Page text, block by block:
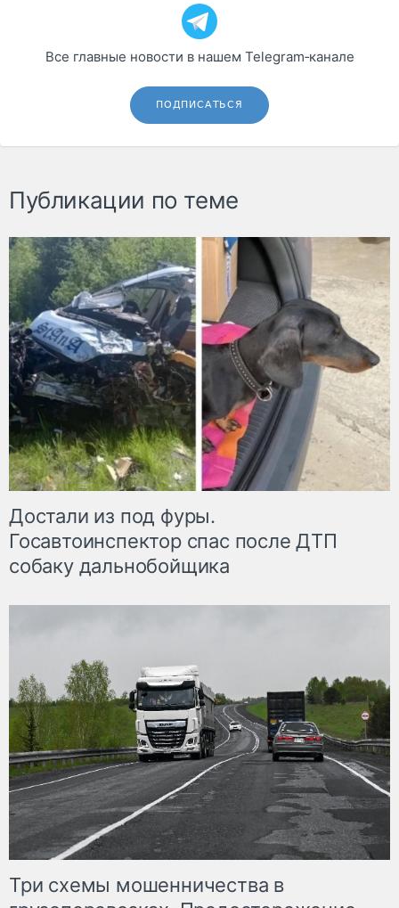
Все главные новости в нашем Telegram‑канале
ПОДПИСАТЬСЯ
Публикации по теме
Достали из под фуры.
Госавтоинспектор спас после ДТП
собаку дальнобойщика
Три схемы мошенничества в